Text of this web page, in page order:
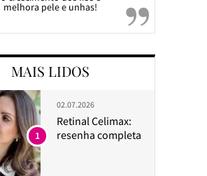
melhora pele e unhas!
MAIS LIDOS
02.07.2026
Retinal Celimax:
resenha completa
1